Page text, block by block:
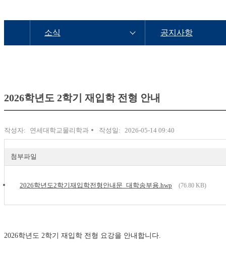
소식 공지사항
2026학년도 2학기 재입학 전형 안내
작성자: 연세대학교물리학과 작성일: 2026-05-14 09:40
첨부파일
2026학년도2학기재입학전형안내문_대학송부용.hwp (76.80 KB)
2026학년도 2학기 재입학 전형 요강을 안내합니다.